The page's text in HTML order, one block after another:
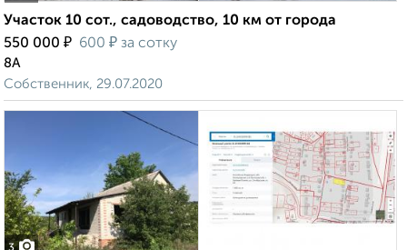
Участок 10 сот., садоводство, 10 км от города
550 000 ₽ 600 ₽ за сотку
8А
Собственник, 29.07.2020